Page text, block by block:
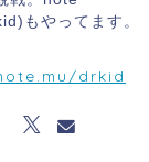
もやってます。
drkid